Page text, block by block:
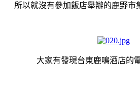
所以就沒有參加飯店舉辦的鹿野市
大家有發現台東鹿鳴酒店的